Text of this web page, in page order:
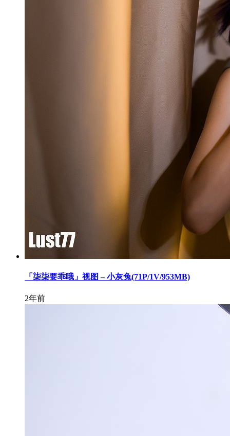
「柒柒要乖哦」视图 – 小灰兔(71P/1V/953MB)
2年前